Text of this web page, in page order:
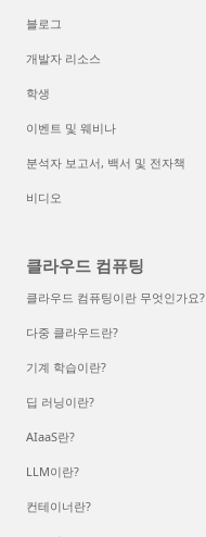
블로그
개발자 리소스
학생
이벤트 및 웨비나
분석자 보고서, 백서 및 전자책
비디오
클라우드 컴퓨팅
클라우드 컴퓨팅이란 무엇인가요?
다중 클라우드란?
기계 학습이란?
딥 러닝이란?
AIaaS란?
LLM이란?
컨테이너란?